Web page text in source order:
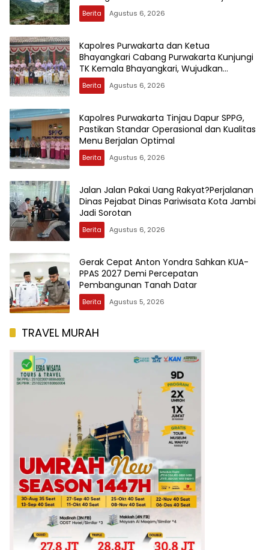
Berita Agustus 6, 2026
Kapolres Purwakarta dan Ketua
Bhayangkari Cabang Purwakarta Kunjungi
TK Kemala Bhayangkari, Wujudkan
Kepedulian Terhadap Pendidikan Anak Usia
Dini
Berita Agustus 6, 2026
Kapolres Purwakarta Tinjau Dapur SPPG,
Pastikan Standar Operasional dan Kualitas
Menu Berjalan Optimal
Berita Agustus 6, 2026
Jalan Jalan Pakai Uang Rakyat?Perjalanan
Dinas Pejabat Dinas Pariwisata Kota Jambi
Jadi Sorotan
Berita Agustus 6, 2026
Gerak Cepat Anton Yondra Sahkan KUA-
PPAS 2027 Demi Percepatan
Pembangunan Tanah Datar
Berita Agustus 5, 2026
TRAVEL MURAH